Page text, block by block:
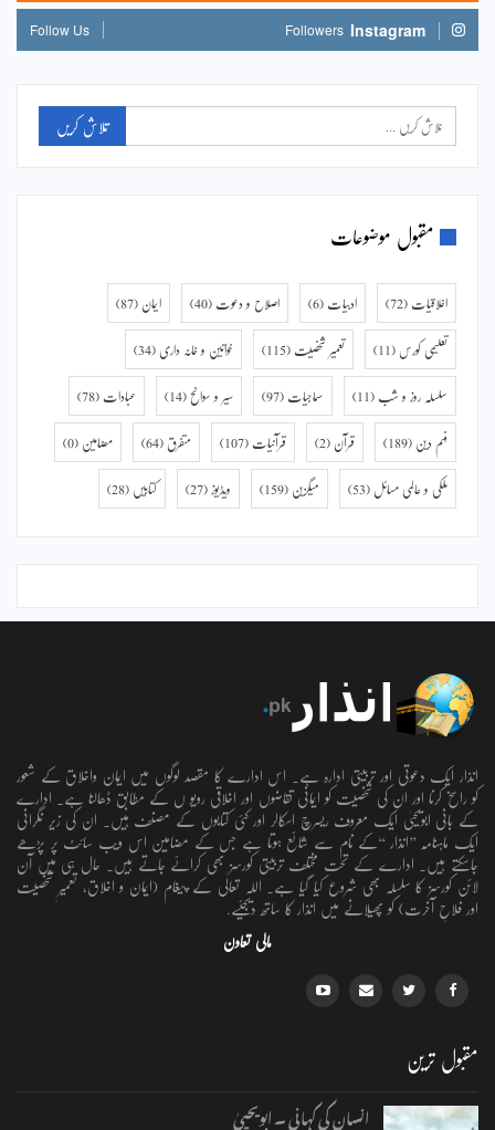
Instagram
Followers
Follow Us
مقبول موضوعات
اخلاقیات (72) ادبیات (6) اصلاح و دعوت (40) ایمان (87)
تعلیمی کورس (11) تعمیر شخصیت (115) خواتین و خانہ داری (34)
سلسلہ روز و شب (11) سماجیات (97) سیر و سوانح (14) عبادات (78)
فہم دین (189) قرآن (2) قرآنیات (107) متفرق (64) مضامین (0)
ملکی و عالمی مسائل (53) میگزین (159) ویڈیوز (27) کتابیں (28)
انذار ایک دعوتی اور تربیتی ادارہ ہے۔ اس ادارے کا مقصد لوگوں میں ایمان واخلاق کے شعور
کو راسخ کرنا اور ان کی شخصیت کو ایمانی تقاضوں اور اخلاقی رویو ں کے مطابق ڈھالنا ہے۔ ادارے
کے بانی ابویحییٰ ایک معروف ریسرچ اسکالر اور کئی کتابوں کے مصنف ہیں۔ ان کی زیر نگرانی
ایک ماہنامہ ’’انذار ‘‘کے نام سے شائع ہوتا ہے جس کے مضامین اس ویب سائٹ پر پڑھے
جاسکتے ہیں۔ ادارے کے تحت مختلف تربیتی کورسز بھی کرائے جاتے ہیں۔ حال ہی میں آن
لائن کورسز کا سلسلہ بھی شروع کیا گیا ہے۔ اللہ تعالٰی کے پیغام (ایمان و اخلاق، تعمیرِ شخصیت
اور فلاحِ آخرت) کو پھیلانے میں انذار کا ساتھ دیجئیے.
مالی تعاون
مقبول ترین
انسان کی کہانی ۔ ابویحییٰ